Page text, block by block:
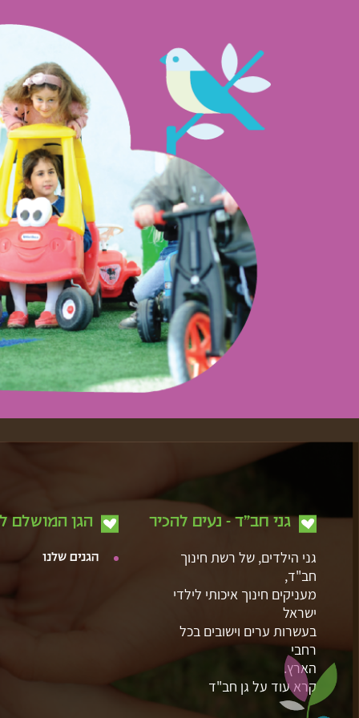
גני חב"ד - נעים להכיר
גני הילדים, של רשת חינוך
חב"ד,
מעניקים חינוך איכותי לילדי
ישראל
בעשרות ערים וישובים בכל
רחבי
הארץ.
קרא עוד על גן חב"ד
הגן המושלם
הגנים שלנו